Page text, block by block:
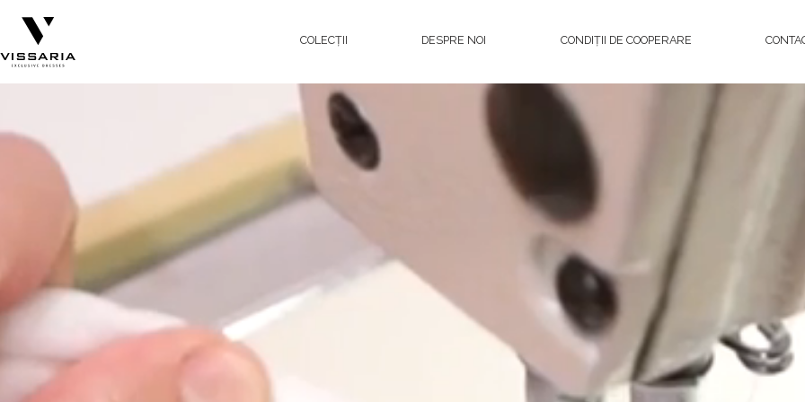
COLECȚII DESPRE NOI CONDIȚII DE COOPERARE